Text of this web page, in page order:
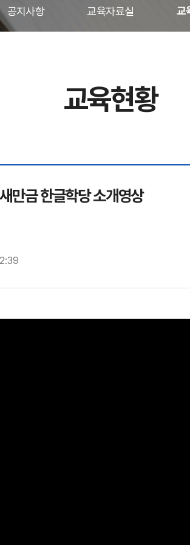
공지사항 교육자료실 교
교육현황
만금 한글학당 소개영상